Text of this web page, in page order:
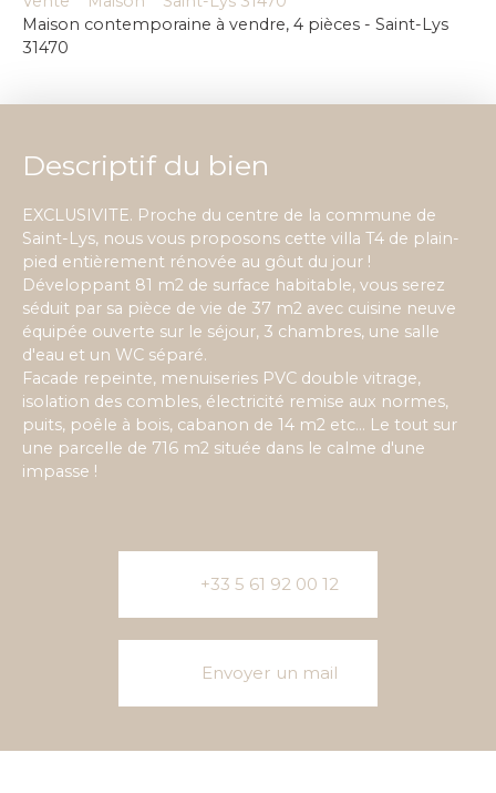
Maison contemporaine à vendre, 4 pièces - Saint-Lys
31470
Descriptif du bien
EXCLUSIVITE. Proche du centre de la commune de
Saint-Lys, nous vous proposons cette villa T4 de plain-
pied entièrement rénovée au gôut du jour !
Développant 81 m2 de surface habitable, vous serez
séduit par sa pièce de vie de 37 m2 avec cuisine neuve
équipée ouverte sur le séjour, 3 chambres, une salle
d'eau et un WC séparé.
Facade repeinte, menuiseries PVC double vitrage,
isolation des combles, électricité remise aux normes,
puits, poêle à bois, cabanon de 14 m2 etc... Le tout sur
une parcelle de 716 m2 située dans le calme d'une
impasse !
+33 5 61 92 00 12
Envoyer un mail